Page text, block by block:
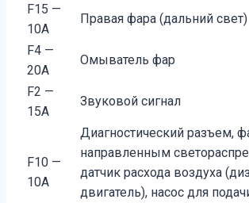
F15 —
10А
Правая фара (дальний свет)
F4 —
20А
Омыватель фар
F2 —
15А
Звуковой сигнал
F10 —
10А
Диагностический разъем,
направленным
датчик расхода воздуха
двигатель), насос для